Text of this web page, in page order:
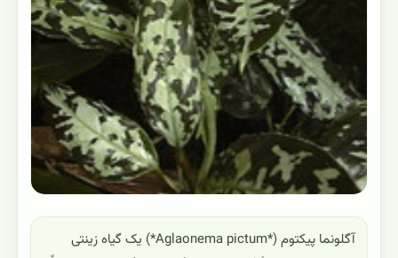
آگلونما پیکتوم (*Aglaonema pictum*) یک گیاه زینتی